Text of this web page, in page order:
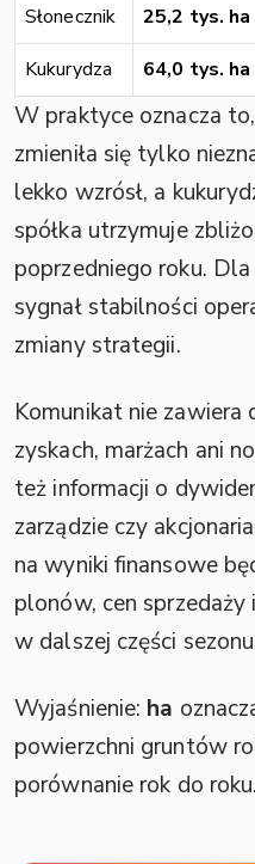
Słonecznik
25,2 tys. ha
Kukurydza
64,0 tys. ha
W praktyce oznacza
zmieniła się tylko
lekko wzrósł, a
spółka utrzymuje
poprzedniego roku.
sygnał stabilności
zmiany strategii.
Komunikat nie zawiera
zyskach, marżach ani
też informacji o
zarządzie czy
na wyniki finansowe
plonów, cen
w dalszej części
Wyjaśnienie: ha
powierzchni gruntów
porównanie rok do roku.